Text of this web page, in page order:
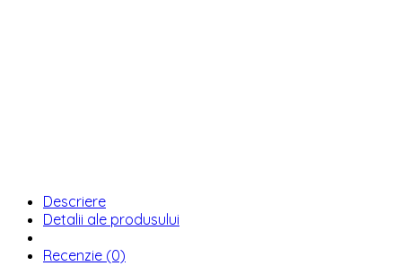
Descriere
Detalii ale produsului
Recenzie (0)